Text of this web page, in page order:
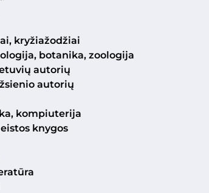
kryžiažodžiai
botanika, zoologija
autorių
autorių
kompiuterija
knygos